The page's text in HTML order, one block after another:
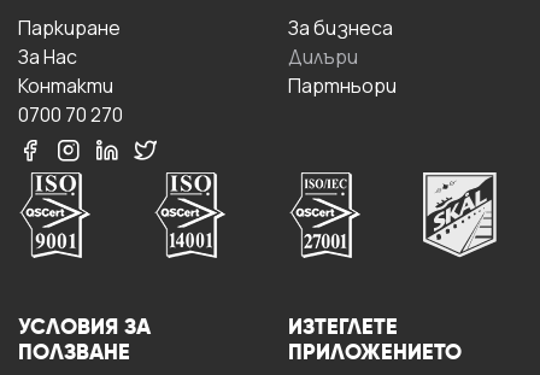
Паркиране
За Hас
Контакти
0700 70 270
За бизнесa
Дилъри
Партньори
УСЛОВИЯ ЗА
ПОЛЗВАНЕ
ИЗТЕГЛЕТЕ
ПРИЛОЖЕНИЕТО